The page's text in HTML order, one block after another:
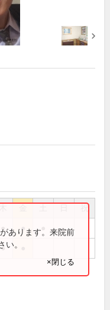
祝
● ●
●
あります。来院前
い。
×閉じる